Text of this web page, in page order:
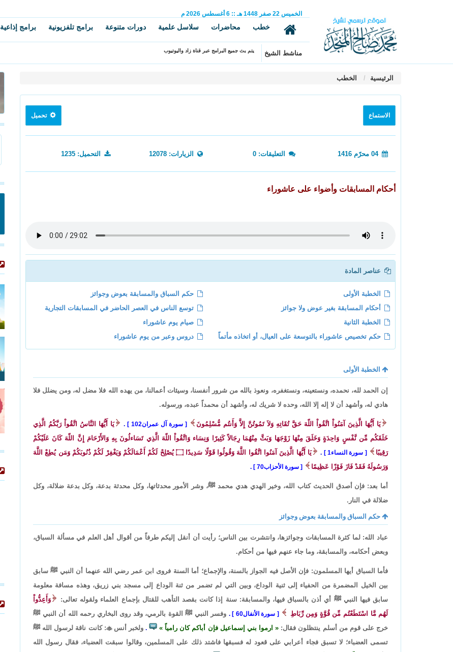
الخميس 22 صفر 1448 هـ ::
6 أغسطس 2026 م
خطب محاضرات سلاسل علمية دورات متنوعة برامج تلفزيونية برامج إذاعية
مناشط الشيخ يتم بث جميع البرامج عبر قناة زاد واليوتيوب
الرئيسية الخطب
الاستماع تحميل
04 محرّم 1416 التعليقات: 0 الزيارات: 12078 التحميل: 1235
أحكام المسابقات وأضواء على عاشوراء
عناصر المادة
الخطبة الأولى
حكم السباق والمسابقة بعوض وجوائز
أحكام المسابقة بغير عوض ولا جوائز
توسع الناس في العصر الحاضر في المسابقات التجارية
الخطبة الثانية
صيام يوم عاشوراء
حكم تخصيص عاشوراء بالتوسعة على العيال، أو اتخاذه مأتماً
دروس وعبر من يوم عاشوراء
الخطبة الأولى
إن الحمد لله، نحمده، ونستعينه، ونستغفره، ونعوذ بالله من شرور أنفسنا، وسيئات أعمالنا، من يهده الله فلا مضل له، ومن يضلل فلا
هادي له، وأشهد أن لا إله إلا الله، وحده لا شريك له، وأشهد أن محمداً عبده، ورسوله.
يَا أَيُّهَا الَّذِينَ آمَنُواْ اتَّقُواْ اللّهَ حَقَّ تُقَاتِهِ وَلاَ تَمُوتُنَّ إِلاَّ وَأَنتُم مُّسْلِمُونَ سورة آل عمران102 .
يَا أَيُّهَا النَّاسُ اتَّقُواْ رَبَّكُمُ الَّذِي
خَلَقَكُم مِّن نَّفْسٍ وَاحِدَةٍ وَخَلَقَ مِنْهَا زَوْجَهَا وَبَثَّ مِنْهُمَا رِجَالاً كَثِيرًا وَنِسَاء وَاتَّقُواْ اللّهَ الَّذِي تَسَاءلُونَ بِهِ وَالأَرْحَامَ إِنَّ اللّهَ كَانَ عَلَيْكُمْ
رَقِيبًا
سورة النساء1 . يَا أَيُّهَا الَّذِينَ آمَنُوا اتَّقُوا اللَّهَ وَقُولُوا قَوْلًا سَدِيدًا ۝
يُصْلِحْ لَكُمْ أَعْمَالَكُمْ وَيَغْفِرْ لَكُمْ ذُنُوبَكُمْ وَمَن يُطِعْ اللَّهَ
وَرَسُولَهُ فَقَدْ فَازَ فَوْزًا عَظِيمًا
سورة الأحزاب70 .
أما بعد: فإن أصدق الحديث كتاب الله، وخير الهدي هدي محمد ﷺ، وشر الأمور محدثاتها، وكل محدثة بدعة، وكل بدعة ضلالة، وكل
ضلالة في النار.
حكم السباق والمسابقة بعوض وجوائز
عباد الله: لما كثرة المسابقات وجوائزها، وانتشرت بين الناس؛ رأيت أن أنقل إليكم طرفاً من أقوال أهل العلم في مسألة السباق،
وبعض أحكامه، والمسابقة، وما جاء عنهم فيها من أحكام.
فأما السباق أيها المسلمون: فإن الأصل فيه الجواز بالسنة، والإجماع؛ أما السنة فروى ابن عمر رضي الله عنهما أن النبي ﷺ سابق
بين الخيل المضمرة من الحفياء إلى ثنية الوداع، وبين التي لم تضمر من ثنة الوداع إلى مسجد بني زريق، وهذه مسافة معلومة
سابق فيها النبي ﷺ أي أذن بالسباق فيها، والمسابقة: سنة إذا كانت بقصد التأهب للقتال بإجماع العلماء ولقوله تعالى:
وَأَعِدُّواْ
لَهُم مَّا اسْتَطَعْتُم مِّن قُوَّةٍ وَمِن رِّبَاطِ
سورة الأنفال60 . وفسر النبي ﷺ القوة بالرمي، وقد روى البخاري رحمه الله أن النبي ﷺ
خرج على قوم من أسلم ينتظلون فقال:
ارموا بني إسماعيل فإن أباكم كان رامياً .ولخبر أنس: كانت ناقة لرسول الله ﷺ
تسمى العضباء؛ لا تسبق فجاء أعرابي على قعود له فسبقها فاشتد ذلك على المسلمين، وقالوا سبقت العضباء، فقال رسول الله